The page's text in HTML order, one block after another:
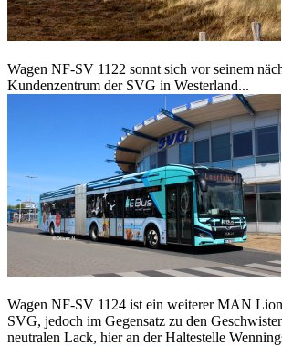
Wagen NF-SV 1122 sonnt sich vor seinem
Kundenzentrum der SVG in Westerland...
Wagen NF-SV 1124 ist ein weiterer MAN
SVG, jedoch im Gegensatz zu den
neutralen Lack, hier an der Haltestelle